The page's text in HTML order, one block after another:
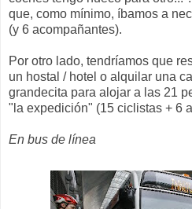
que, como mínimo, íbamos a
(y 6 acompañantes).
Por otro lado, tendríamos que
un hostal / hotel o alquilar una
grandecita para alojar a las 21
"la expedición" (15 ciclistas + 6
En bus de línea